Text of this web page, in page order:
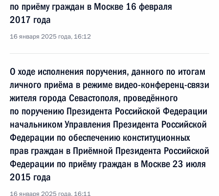
по приёму граждан в Москве 16 февраля
2017 года
16 января 2025 года, 16:12
О ходе исполнения поручения, данного по итогам
личного приёма в режиме видео-конференц-связи
жителя города Севастополя, проведённого
по поручению Президента Российской Федерации
начальником Управления Президента Российской
Федерации по обеспечению конституционных
прав граждан в Приёмной Президента Российской
Федерации по приёму граждан в Москве 23 июля
2015 года
16 января 2025 года, 16:11